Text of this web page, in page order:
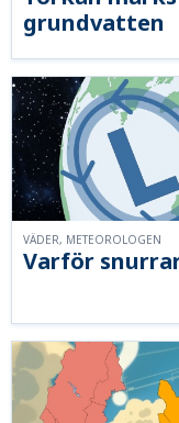
grundvatten
Varför
VÄDER, METEOROLOGEN